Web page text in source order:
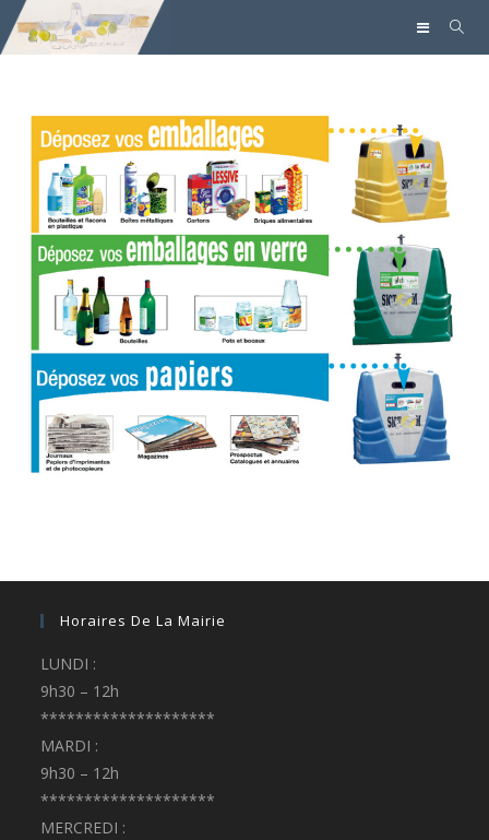
Horaires De La Mairie
LUNDI :
9h30 – 12h
********************
MARDI :
9h30 – 12h
********************
MERCREDI :